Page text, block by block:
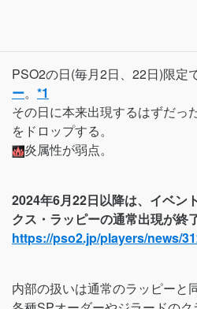
PSO2の日(毎月2日、22日)限定
ー。 *1
その日に本来出現するはずだっ
をドロップする。
炎属性が弱点。
2024年6月22日以降は、イベン
クス・ラッピーの通常出現が終
https://pso2.jp/players/news/
内部の扱いは通常のラッピーと